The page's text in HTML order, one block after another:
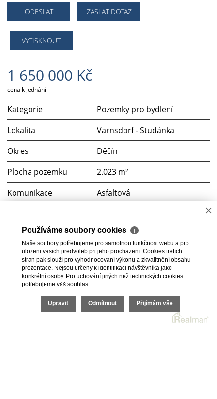
ODESLAT ZASLAT DOTAZ
VYTISKNOUT
1 650 000 Kč
cena k jednání
Kategorie
Pozemky pro bydlení
Lokalita
Varnsdorf - Studánka
Okres
Děčín
Plocha pozemku
2.023 m²
Komunikace
Asfaltová
Voda
Dálkový vodovod
Elektřina
120V, 230V
2026 © Podještědská realitní s.r.o., všechna práva vyhrazena |
Realitní SWRealman
×
Používáme soubory cookies ℹ
Naše soubory potřebujeme pro samotnou funkčnost webu a pro
uložení vašich předvoleb při jeho procházení. Cookies třetích
stran pak slouží pro vyhodnocování výkonu a zkvalitnění obsahu
prezentace. Nejsou určeny k identifikaci návštěvníka jako
konkrétní osoby. Pro uchování jiných než technických cookies
potřebujeme váš souhlas.
Upravit Odmítnout Přijímám vše